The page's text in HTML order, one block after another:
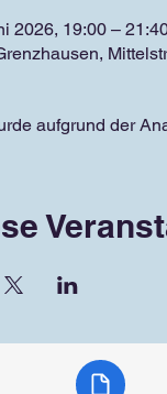
2026, 19:00 –
aufgrund der